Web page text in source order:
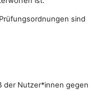
sind
der Nutzer*innen gegen